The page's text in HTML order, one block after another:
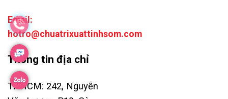
Email:
hotro@chuatrixuattinhsom.com
Thông tin địa chỉ
TP.HCM: 242, Nguyễn